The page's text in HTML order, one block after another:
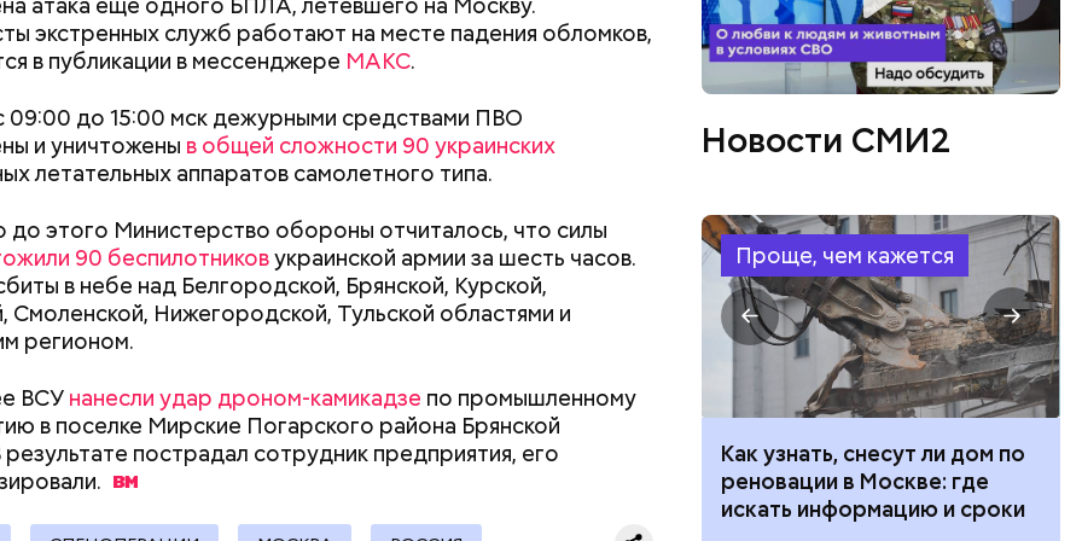
экстренных служб работают на месте падения обломков,
в публикации в мессенджере МАКС.
09:00 до 15:00 мск дежурными средствами ПВО
и уничтожены в общей сложности 90 украинских
летательных аппаратов самолетного типа.
до этого Министерство обороны отчиталось, что силы
90 беспилотниковукраинской армии за шесть часов.
в небе над Белгородской, Брянской, Курской,
Смоленской, Нижегородской, Тульской областями и
регионом.
ВСУнанесли удар дроном-камикадзе по промышленному
в поселке Мирские Погарского района Брянской
пострадал сотрудник предприятия, его
считали, что в период с 2019 по 2021 год Гасанов
уплаты налогов на более чем 170 миллионов рублей. Эти
распределил между родственниками и собственными
был жертвой Миссюры
Новости СМИ2
Проще, чем кажется
Как поменять батареи дома и
не получить штраф
Как получить до 100 тысяч
Как узнать, снесут ли дом по
реновации в Москве: где
искать информацию и сроки